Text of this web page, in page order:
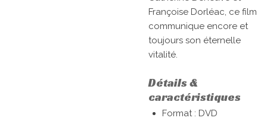
Françoise Dorléac, ce film
communique encore et
toujours son éternelle
vitalité.
Détails &
caractéristiques
Format : DVD